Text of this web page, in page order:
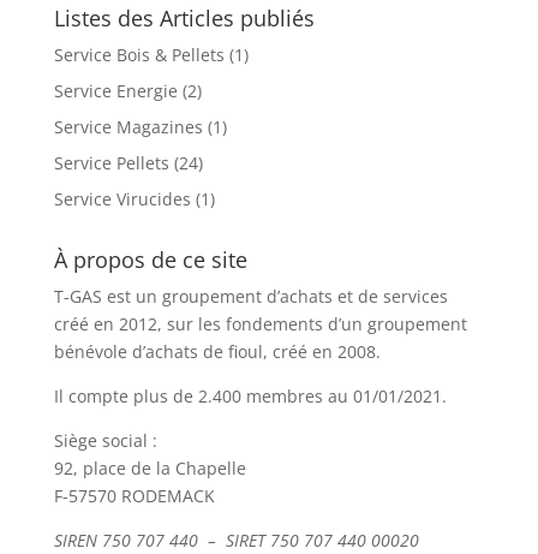
Listes des Articles publiés
Service Bois & Pellets (1)
Service Energie (2)
Service Magazines (1)
Service Pellets (24)
Service Virucides (1)
À propos de ce site
T-GAS est un groupement d’achats et de services
créé en 2012, sur les fondements d’un groupement
bénévole d’achats de fioul, créé en 2008.
Il compte plus de 2.400 membres au 01/01/2021.
Siège social :
92, place de la Chapelle
F-57570 RODEMACK
SIREN 750 707 440 – SIRET 750 707 440 00020